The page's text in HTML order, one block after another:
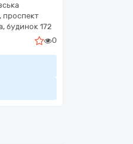
проспект
будинок 172
0